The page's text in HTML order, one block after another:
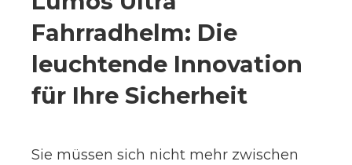
Fahrradhelm: Die
leuchtende Innovation
für Ihre Sicherheit
Sie müssen sich nicht mehr zwischen